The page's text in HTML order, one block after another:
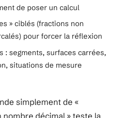
de poser un calcul
» ciblés (fractions non
pour forcer la réflexion
: segments, surfaces carrées,
situations de mesure
simplement de «
décimal » teste la